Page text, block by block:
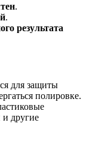
.
.
результата
для защиты
полировке.
и другие